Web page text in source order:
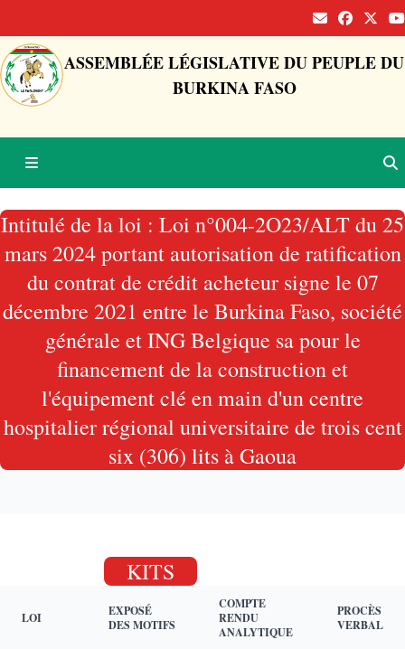
ASSEMBLÉE LÉGISLATIVE DU PEUPLE DU
BURKINA FASO
Intitulé de la loi : Loi n°004-2O23/ALT du 25
mars 2024 portant autorisation de ratification
du contrat de crédit acheteur signe le 07
décembre 2021 entre le Burkina Faso, société
générale et ING Belgique sa pour le
financement de la construction et
l'équipement clé en main d'un centre
hospitalier régional universitaire de trois cent
six (306) lits à Gaoua
KITS
LOI
EXPOSÉ
DES MOTIFS
COMPTE
RENDU
ANALYTIQUE
PROCÈS
VERBAL